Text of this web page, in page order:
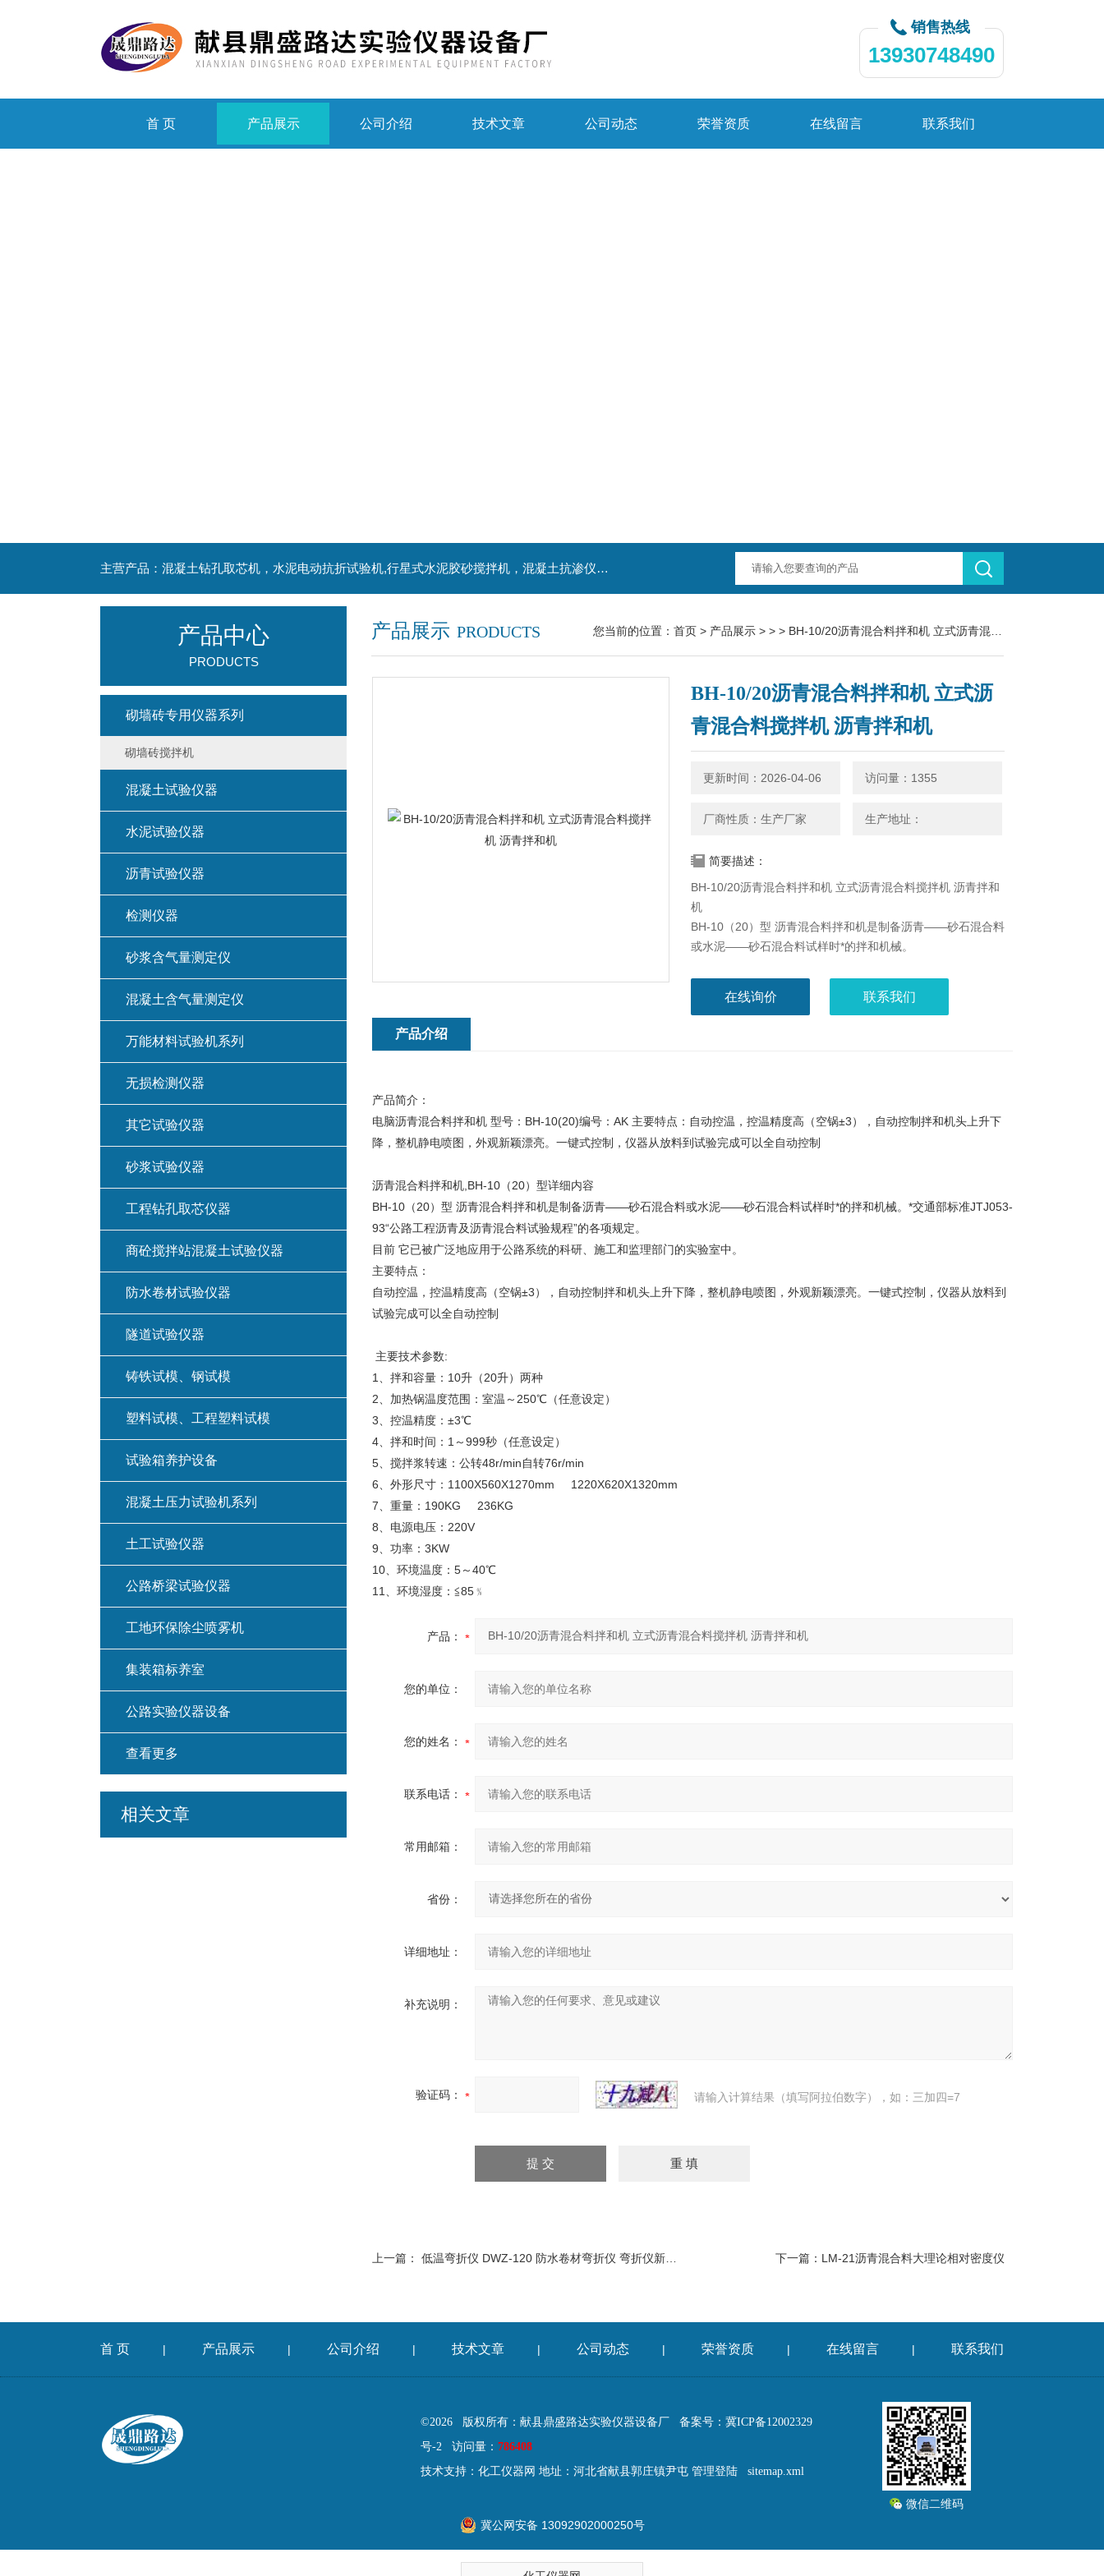
销售热线
13930748490
首 页 产品展示 公司介绍 技术文章 公司动态 荣誉资质 在线留言 联系我们
主营产品：混凝土钻孔取芯机，水泥电动抗折试验机,行星式水泥胶砂搅拌机，混凝土抗渗仪，水泥胶砂振实台，水泥净浆搅拌机，水泥细度负压筛析仪,混凝土含气量测定仪,混凝土振动台
产品展示 PRODUCTS 您当前的位置： 首页 > 产品展示 > > > BH-10/20沥青混合料拌和机 立式沥青混合料搅拌机 沥青拌和机
BH-10/20沥青混合料拌和机 立式沥
青混合料搅拌机 沥青拌和机
更新时间：2026-04-06 访问量：1355
厂商性质：生产厂家 生产地址：
简要描述：
BH-10/20沥青混合料拌和机 立式沥青混合料搅拌机 沥青拌和
机
BH-10（20）型 沥青混合料拌和机是制备沥青——砂石混合料
或水泥——砂石混合料试样时*的拌和机械。
在线询价 联系我们
产品介绍
产品简介：
电脑沥青混合料拌和机 型号：BH-10(20)编号：AK 主要特点：自动控温，控温精度高（空锅±3），自动控制拌和机头上升下
降，整机静电喷图，外观新颖漂亮。一键式控制，仪器从放料到试验完成可以全自动控制
沥青混合料拌和机,BH-10（20）型详细内容
BH-10（20）型 沥青混合料拌和机是制备沥青——砂石混合料或水泥——砂石混合料试样时*的拌和机械。*交通部标准JTJ053-
93“公路工程沥青及沥青混合料试验规程”的各项规定。
目前 它已被广泛地应用于公路系统的科研、施工和监理部门的实验室中。
主要特点：
自动控温，控温精度高（空锅±3），自动控制拌和机头上升下降，整机静电喷图，外观新颖漂亮。一键式控制，仪器从放料到
试验完成可以全自动控制
主要技术参数:
1、拌和容量：10升（20升）两种
2、加热锅温度范围：室温～250℃（任意设定）
3、控温精度：±3℃
4、拌和时间：1～999秒（任意设定）
5、搅拌浆转速：公转48r/min自转76r/min
6、外形尺寸：1100X560X1270mm 1220X620X1320mm
7、重量：190KG 236KG
8、电源电压：220V
9、功率：3KW
10、环境温度：5～40℃
11、环境湿度：≦85﹪
产品：
您的单位：
您的姓名：
联系电话：
常用邮箱：
省份：
详细地址：
补充说明：
验证码： 请输入计算结果（填写阿拉伯数字），如：三加四=7
上一篇： 低温弯折仪 DWZ-120 防水卷材弯折仪 弯折仪新标准 下一篇： LM-21沥青混合料大理论相对密度仪
产品中心
PRODUCTS
砌墙砖专用仪器系列
砌墙砖搅拌机
混凝土试验仪器
水泥试验仪器
沥青试验仪器
检测仪器
砂浆含气量测定仪
混凝土含气量测定仪
万能材料试验机系列
无损检测仪器
其它试验仪器
砂浆试验仪器
工程钻孔取芯仪器
商砼搅拌站混凝土试验仪器
防水卷材试验仪器
隧道试验仪器
铸铁试模、钢试模
塑料试模、工程塑料试模
试验箱养护设备
混凝土压力试验机系列
土工试验仪器
公路桥梁试验仪器
工地环保除尘喷雾机
集装箱标养室
公路实验仪器设备
查看更多
相关文章
首 页 | 产品展示 | 公司介绍 | 技术文章 | 公司动态 | 荣誉资质 | 在线留言 | 联系我们
©2026 版权所有：献县鼎盛路达实验仪器设备厂 备案号：冀ICP备12002329
号-2 访问量： 786408
技术支持： 化工仪器网 地址：河北省献县郭庄镇尹屯 管理登陆 sitemap.xml
微信二维码
冀公网安备 13092902000250号